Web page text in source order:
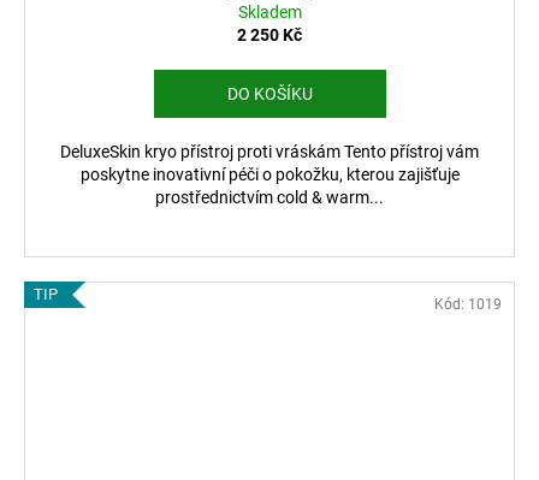
Skladem
2 250 Kč
DO KOŠÍKU
DeluxeSkin kryo přístroj proti vráskám Tento přístroj vám
poskytne inovativní péči o pokožku, kterou zajišťuje
prostřednictvím cold & warm...
TIP
Kód: 1019